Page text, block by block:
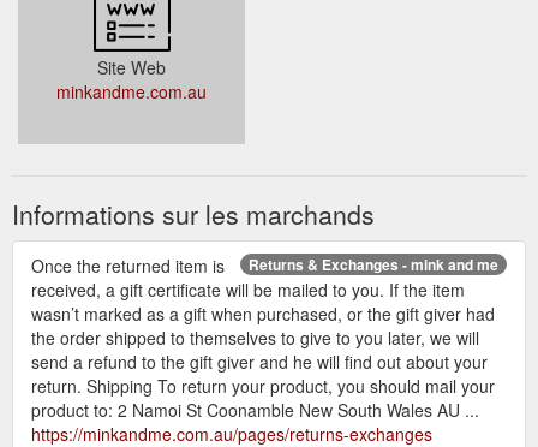
Site Web
minkandme.com.au
Informations sur les marchands
Returns & Exchanges - mink and me
Once the returned item is
received, a gift certificate will be mailed to you. If the item
wasn’t marked as a gift when purchased, or the gift giver had
the order shipped to themselves to give to you later, we will
send a refund to the gift giver and he will find out about your
return. Shipping To return your product, you should mail your
product to: 2 Namoi St Coonamble New South Wales AU ...
https://minkandme.com.au/pages/returns-exchanges